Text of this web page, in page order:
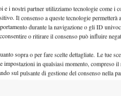
e i nostri partner utilizziamo tecnologie come i
Il consenso a queste tecnologie permetterà
durante la navigazione o gli ID
o ritirare il consenso può influire
sopra o per fare scelte dettagliate. Le tue
impostazioni in qualsiasi momento, compreso
sul pulsante di gestione del consenso nella